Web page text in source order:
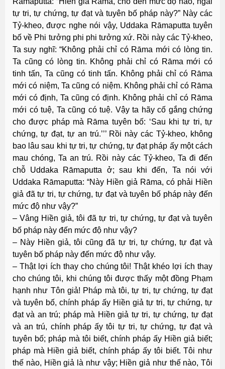
tự tri, tự chứng, tự đạt và tuyên bố pháp này?” Này các
Tỷ-kheo, được nghe nói vậy, Uddaka Rāmaputta tuyên
bố về Phi tưởng phi phi tưởng xứ. Rồi này các Tỷ-kheo,
Ta suy nghĩ: “Không phải chỉ có Rāma mới có lòng tin.
Ta cũng có lòng tin. Không phải chỉ có Rāma mới có
tinh tấn, Ta cũng có tinh tấn. Không phải chỉ có Rāma
mới có niệm, Ta cũng có niệm. Không phải chỉ có Rāma
mới có định, Ta cũng có định. Không phải chỉ có Rāma
mới có tuệ, Ta cũng có tuệ. Vậy ta hãy cố gắng chứng
cho được pháp mà Rāma tuyên bố: ‘Sau khi tự tri, tự
chứng, tự đạt, tự an trú.’’’ Rồi này các Tỷ-kheo, không
bao lâu sau khi tự tri, tự chứng, tự đạt pháp ấy một cách
mau chóng, Ta an trú. Rồi này các Tỷ-kheo, Ta đi đến
chỗ Uddaka Rāmaputta ở; sau khi đến, Ta nói với
Uddaka Rāmaputta: “Này Hiền giả Rāma, có phải Hiền
giả đã tự tri, tự chứng, tự đạt và tuyên bố pháp này đến
mức độ như vậy?”
– Vâng Hiền giả, tôi đã tự tri, tự chứng, tự đạt và tuyên
bố pháp này đến mức độ như vậy?
– Này Hiền giả, tôi cũng đã tự tri, tự chứng, tự đạt và
tuyên bố pháp này đến mức độ như vậy.
– Thật lợi ích thay cho chúng tôi! Thật khéo lợi ích thay
cho chúng tôi, khi chúng tôi được thấy một đồng Phạm
hạnh như Tôn giả! Pháp mà tôi, tự tri, tự chứng, tự đạt
và tuyên bố, chính pháp ấy Hiền giả tự tri, tự chứng, tự
đạt và an trú; pháp mà Hiền giả tự tri, tự chứng, tự đạt
và an trú, chính pháp ấy tôi tự tri, tự chứng, tự đạt và
tuyên bố; pháp mà tôi biết, chính pháp ấy Hiền giả biết;
pháp mà Hiền giả biết, chính pháp ấy tôi biết. Tôi như
thế nào, Hiền giả là như vậy; Hiền giả như thế nào, Tôi